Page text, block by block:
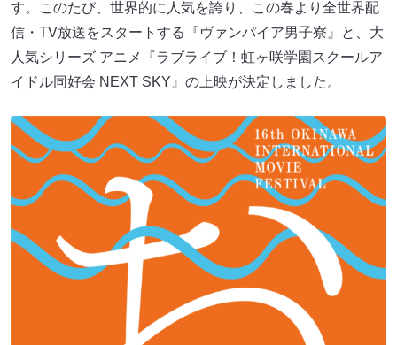
す。このたび、世界的に人気を誇り、この春より全世界配
信・TV放送をスタートする『ヴァンパイア男子寮』と、大
人気シリーズ アニメ『ラブライブ！虹ヶ咲学園スクールア
イドル同好会 NEXT SKY』の上映が決定しました。